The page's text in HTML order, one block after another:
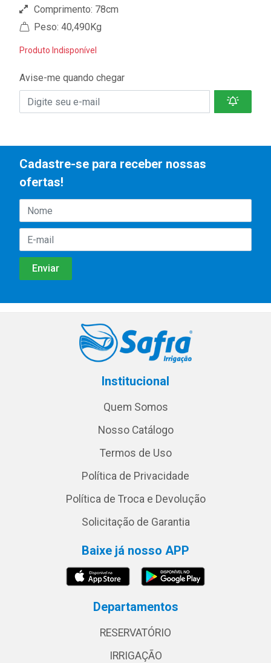
Comprimento: 78cm
Peso: 40,490Kg
Produto Indisponível
Avise-me quando chegar
Cadastre-se para receber nossas
ofertas!
Institucional
Quem Somos
Nosso Catálogo
Termos de Uso
Política de Privacidade
Política de Troca e Devolução
Solicitação de Garantia
Baixe já nosso APP
Departamentos
RESERVATÓRIO
IRRIGAÇÃO